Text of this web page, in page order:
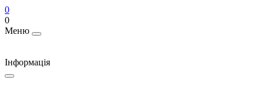
0
0
Меню
Інформація